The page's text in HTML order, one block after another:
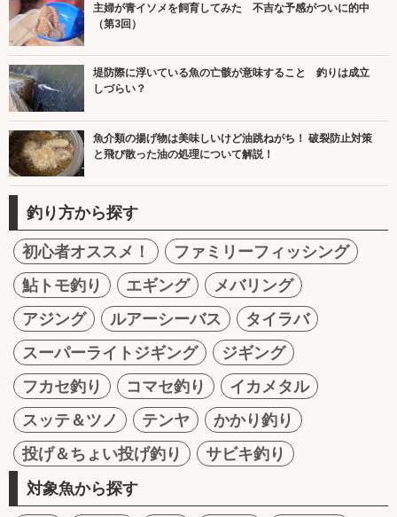
主婦が青イソメを飼育してみた 不吉な予感がついに的中
（第3回）
堤防際に浮いている魚の亡骸が意味すること 釣りは成立
しづらい？
魚介類の揚げ物は美味しいけど油跳ねがち！ 破裂防止対策
と飛び散った油の処理について解説！
釣り方から探す
初心者オススメ！
ファミリーフィッシング
鮎トモ釣り
エギング
メバリング
アジング
ルアーシーバス
タイラバ
スーパーライトジギング
ジギング
フカセ釣り
コマセ釣り
イカメタル
スッテ＆ツノ
テンヤ
かかり釣り
投げ＆ちょい投げ釣り
サビキ釣り
対象魚から探す